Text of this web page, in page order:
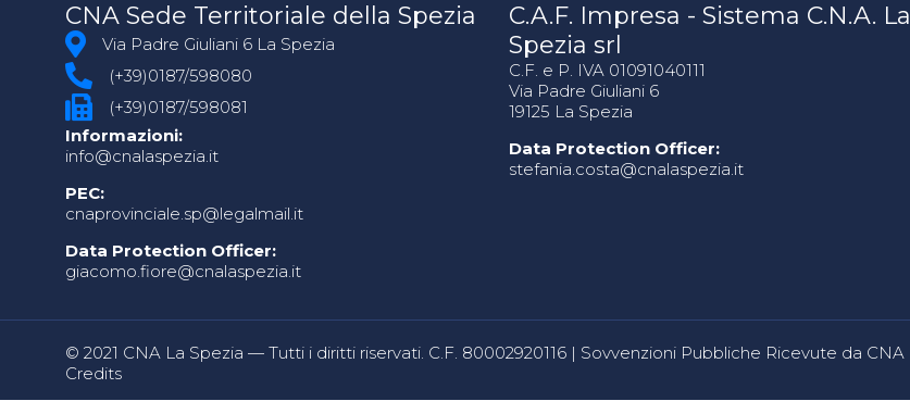
CNA Sede Territoriale della Spezia
Via Padre Giuliani 6 La Spezia
(+39)0187/598080
(+39)0187/598081
Informazioni:
info@cnalaspezia.it
PEC:
cnaprovinciale.sp@legalmail.it
Data Protection Officer:
giacomo.fiore@cnalaspezia.it
C.A.F. Impresa - Sistema C.N.A. La
Spezia srl
C.F. e P. IVA 01091040111
Via Padre Giuliani 6
19125 La Spezia
Data Protection Officer:
stefania.costa@cnalaspezia.it
© 2021 CNA La Spezia — Tutti i diritti riservati. C.F. 80002920116 | Sovvenzioni Pubbliche Ricevute da CNA
Credits